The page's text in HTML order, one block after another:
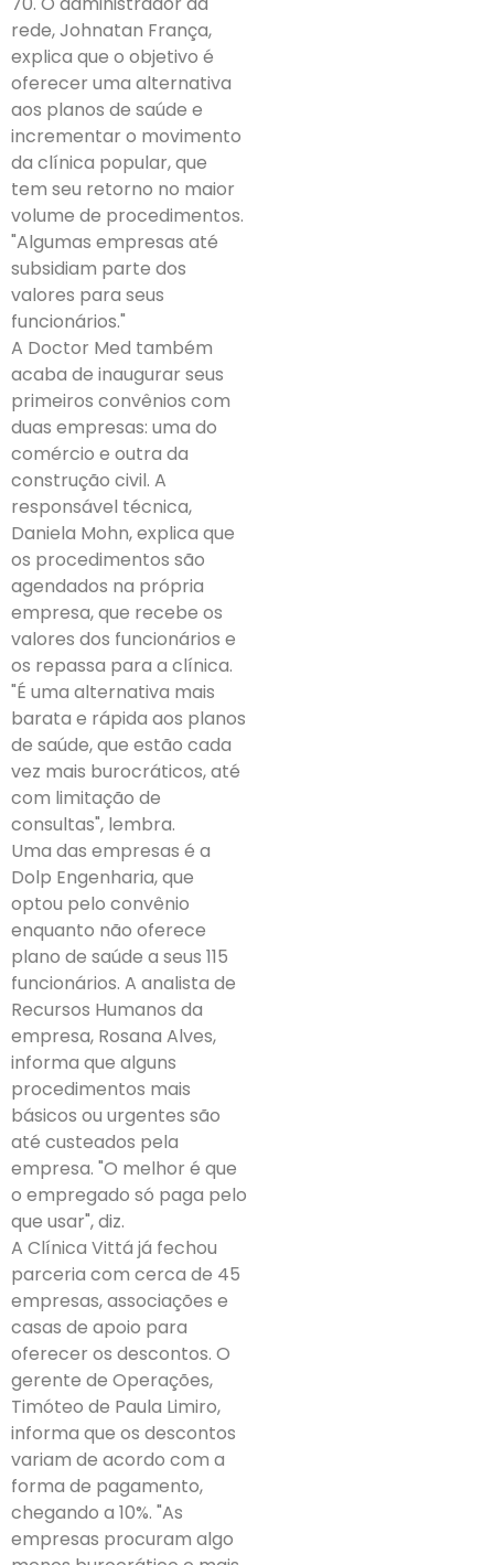
rede, Johnatan França,
explica que o objetivo é
oferecer uma alternativa
aos planos de saúde e
incrementar o movimento
da clínica popular, que
tem seu retorno no maior
volume de procedimentos.
"Algumas empresas até
subsidiam parte dos
valores para seus
funcionários."
A Doctor Med também
acaba de inaugurar seus
primeiros convênios com
duas empresas: uma do
comércio e outra da
construção civil. A
responsável técnica,
Daniela Mohn, explica que
os procedimentos são
agendados na própria
empresa, que recebe os
valores dos funcionários e
os repassa para a clínica.
"É uma alternativa mais
barata e rápida aos planos
de saúde, que estão cada
vez mais burocráticos, até
com limitação de
consultas", lembra.
Uma das empresas é a
Dolp Engenharia, que
optou pelo convênio
enquanto não oferece
plano de saúde a seus 115
funcionários. A analista de
Recursos Humanos da
empresa, Rosana Alves,
informa que alguns
procedimentos mais
básicos ou urgentes são
até custeados pela
empresa. "O melhor é que
o empregado só paga pelo
que usar", diz.
A Clínica Vittá já fechou
parceria com cerca de 45
empresas, associações e
casas de apoio para
oferecer os descontos. O
gerente de Operações,
Timóteo de Paula Limiro,
informa que os descontos
variam de acordo com a
forma de pagamento,
chegando a 10%. "As
empresas procuram algo